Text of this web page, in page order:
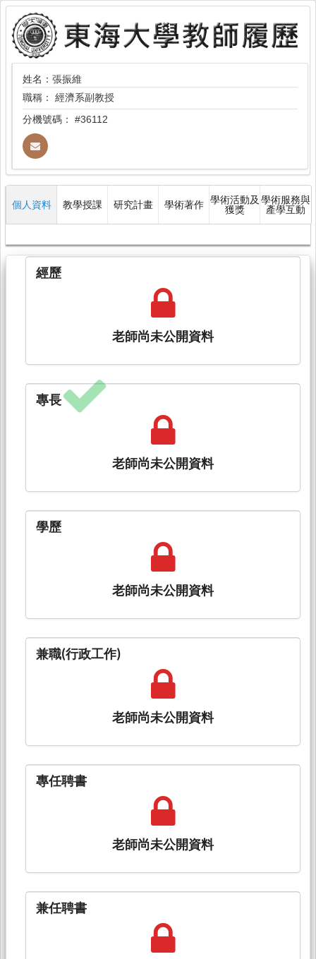
姓名：張振維
職稱： 經濟系副教授
分機號碼： #36112
個人資料 教學授課 研究計畫 學術著作 學術活動及
獲獎
學術服務與
產學互動
經歷
老師尚未公開資料
專長
老師尚未公開資料
學歷
老師尚未公開資料
兼職(行政工作)
老師尚未公開資料
專任聘書
老師尚未公開資料
兼任聘書